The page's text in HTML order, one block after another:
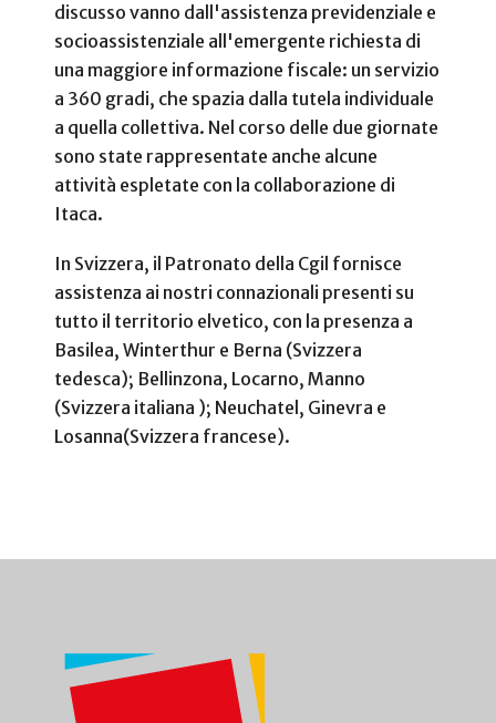
discusso vanno dall'assistenza previdenziale e
socioassistenziale all'emergente richiesta di
una maggiore informazione fiscale: un servizio
a 360 gradi, che spazia dalla tutela individuale
a quella collettiva. Nel corso delle due giornate
sono state rappresentate anche alcune
attività espletate con la collaborazione di
Itaca.
In Svizzera, il Patronato della Cgil fornisce
assistenza ai nostri connazionali presenti su
tutto il territorio elvetico, con la presenza a
Basilea, Winterthur e Berna (Svizzera
tedesca); Bellinzona, Locarno, Manno
(Svizzera italiana ); Neuchatel, Ginevra e
Losanna(Svizzera francese).